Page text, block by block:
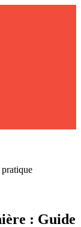
: Guide